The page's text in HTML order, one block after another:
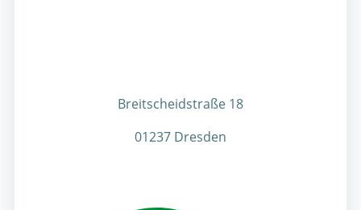
Breitscheidstraße 18
01237 Dresden